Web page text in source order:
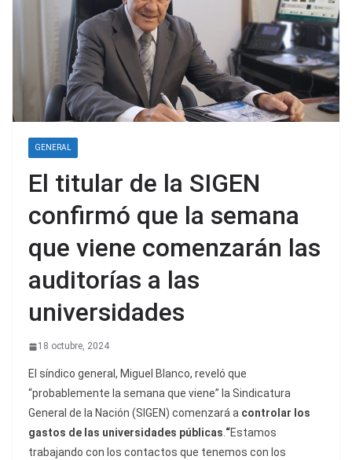
GENERAL
El titular de la SIGEN
confirmó que la semana
que viene comenzarán las
auditorías a las
universidades
18 octubre, 2024
El síndico general, Miguel Blanco, reveló que
“probablemente la semana que viene” la Sindicatura
General de la Nación (SIGEN) comenzará a controlar los
gastos de las universidades públicas.“Estamos
trabajando con los contactos que tenemos con los